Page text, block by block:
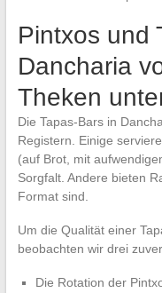
Pintxos und
Dancharia
Theken
Die Tapas-Bars in
Registern. Einige
(auf Brot, mit
Sorgfalt. Andere bieten
Format sind.
Um die Qualität einer
beobachten wir drei
Die Rotation der